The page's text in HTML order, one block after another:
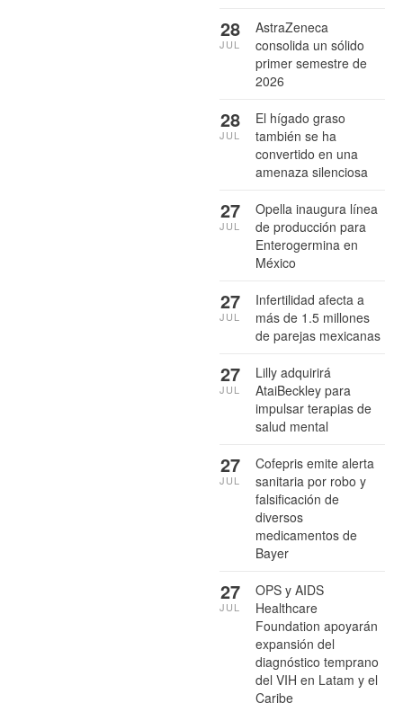
AstraZeneca
consolida un sólido
primer semestre de
2026
28
JUL
El hígado graso
también se ha
convertido en una
amenaza silenciosa
28
JUL
Opella inaugura línea
de producción para
Enterogermina en
México
27
JUL
Infertilidad afecta a
más de 1.5 millones
de parejas mexicanas
27
JUL
Lilly adquirirá
AtaiBeckley para
impulsar terapias de
salud mental
27
JUL
Cofepris emite alerta
sanitaria por robo y
falsificación de
diversos
medicamentos de
Bayer
27
JUL
OPS y AIDS
Healthcare
Foundation apoyarán
expansión del
diagnóstico temprano
del VIH en Latam y el
Caribe
27
JUL